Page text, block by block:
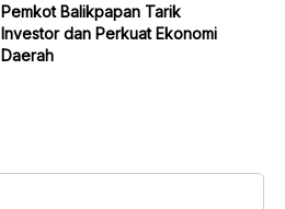
Pemkot Balikpapan Tarik
Investor dan Perkuat Ekonomi
Daerah